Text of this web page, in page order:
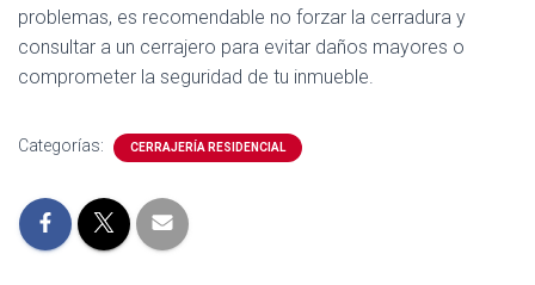
problemas, es recomendable no forzar la cerradura y
consultar a un cerrajero para evitar daños mayores o
comprometer la seguridad de tu inmueble.
Categorías: CERRAJERÍA RESIDENCIAL